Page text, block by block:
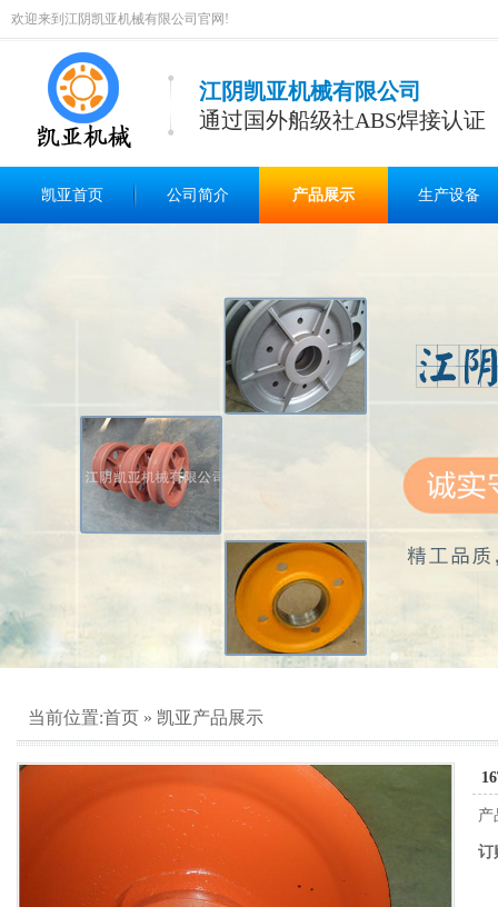
欢迎来到江阴凯亚机械有限公司官网!
江阴凯亚机械有限公司
通过国外船级社ABS焊接认证
凯亚首页 公司简介 产品展示 生产设备
当前位置:首页 » 凯亚产品展示
产
订